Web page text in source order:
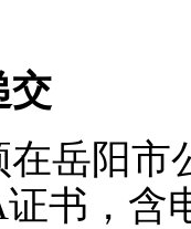
交
岳阳市
证书，含